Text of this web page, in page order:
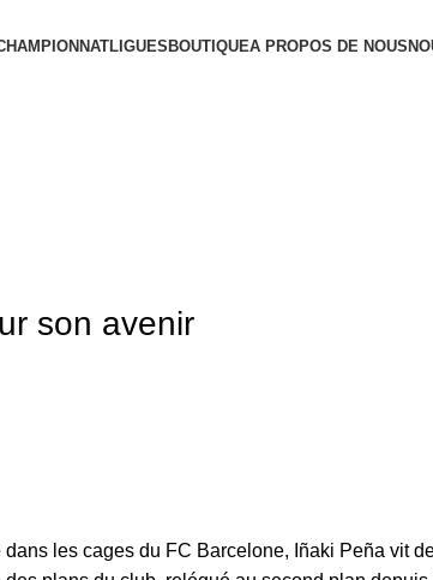
LIGUES BOUTIQUEA PROPOS DE NOUS
son avenir
les cages du FC Barcelone, Iñaki Peña vit